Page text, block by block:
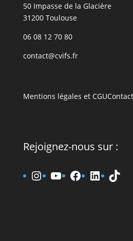
50 Impasse de la Glacière
31200 Toulouse
06 08 12 70 80
contact@cvifs.fr
Mentions légales et CGU
Rejoignez-nous sur :
www.instagram.fr/
YouTube